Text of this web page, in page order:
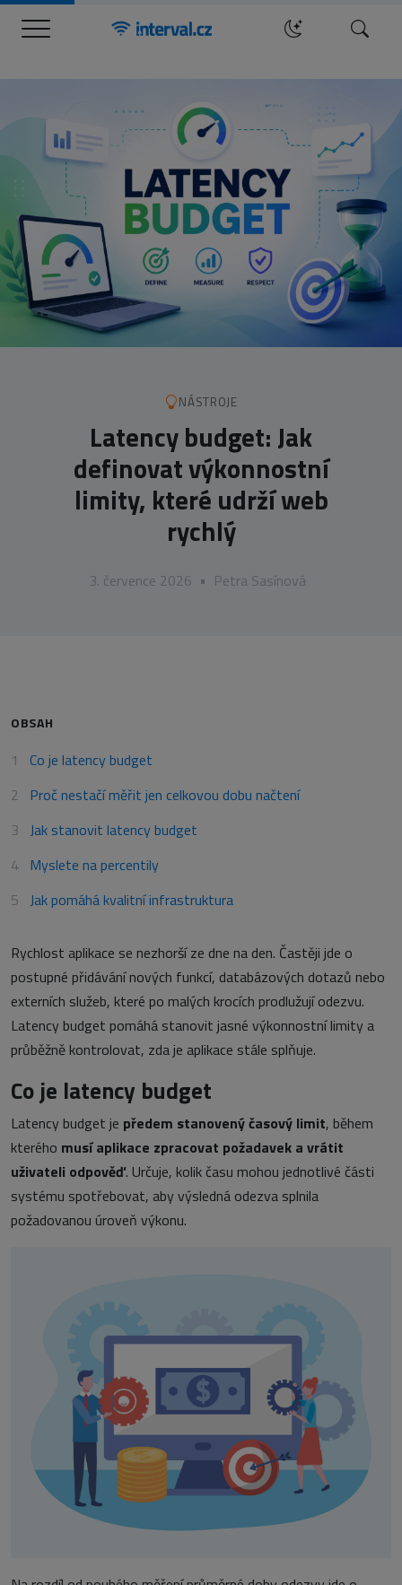
Menu Hledat
NÁSTROJE
Latency budget: Jak
definovat výkonnostní
limity, které udrží web
rychlý
3. července 2026 • Petra Sasínová
OBSAH
Co je latency budget
Proč nestačí měřit jen celkovou dobu načtení
Jak stanovit latency budget
Myslete na percentily
Jak pomáhá kvalitní infrastruktura
Rychlost aplikace se nezhorší ze dne na den. Častěji jde o
postupné přidávání nových funkcí, databázových dotazů nebo
externích služeb, které po malých krocích prodlužují odezvu.
Latency budget pomáhá stanovit jasné výkonnostní limity a
průběžně kontrolovat, zda je aplikace stále splňuje.
Co je latency budget
Latency budget je předem stanovenýčasový limit, během
kterého musí aplikace zpracovat požadavek a vrátit
uživateli odpověď. Určuje, kolik času mohou jednotlivé části
systému spotřebovat, aby výsledná odezva splnila
požadovanou úroveň výkonu.